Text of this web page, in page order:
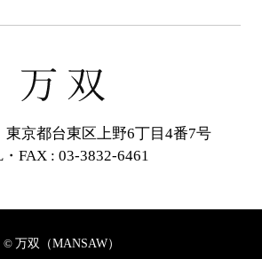
京都台東区上野6丁目4番7号
・FAX : 03-3832-6461
© 万双（MANSAW）